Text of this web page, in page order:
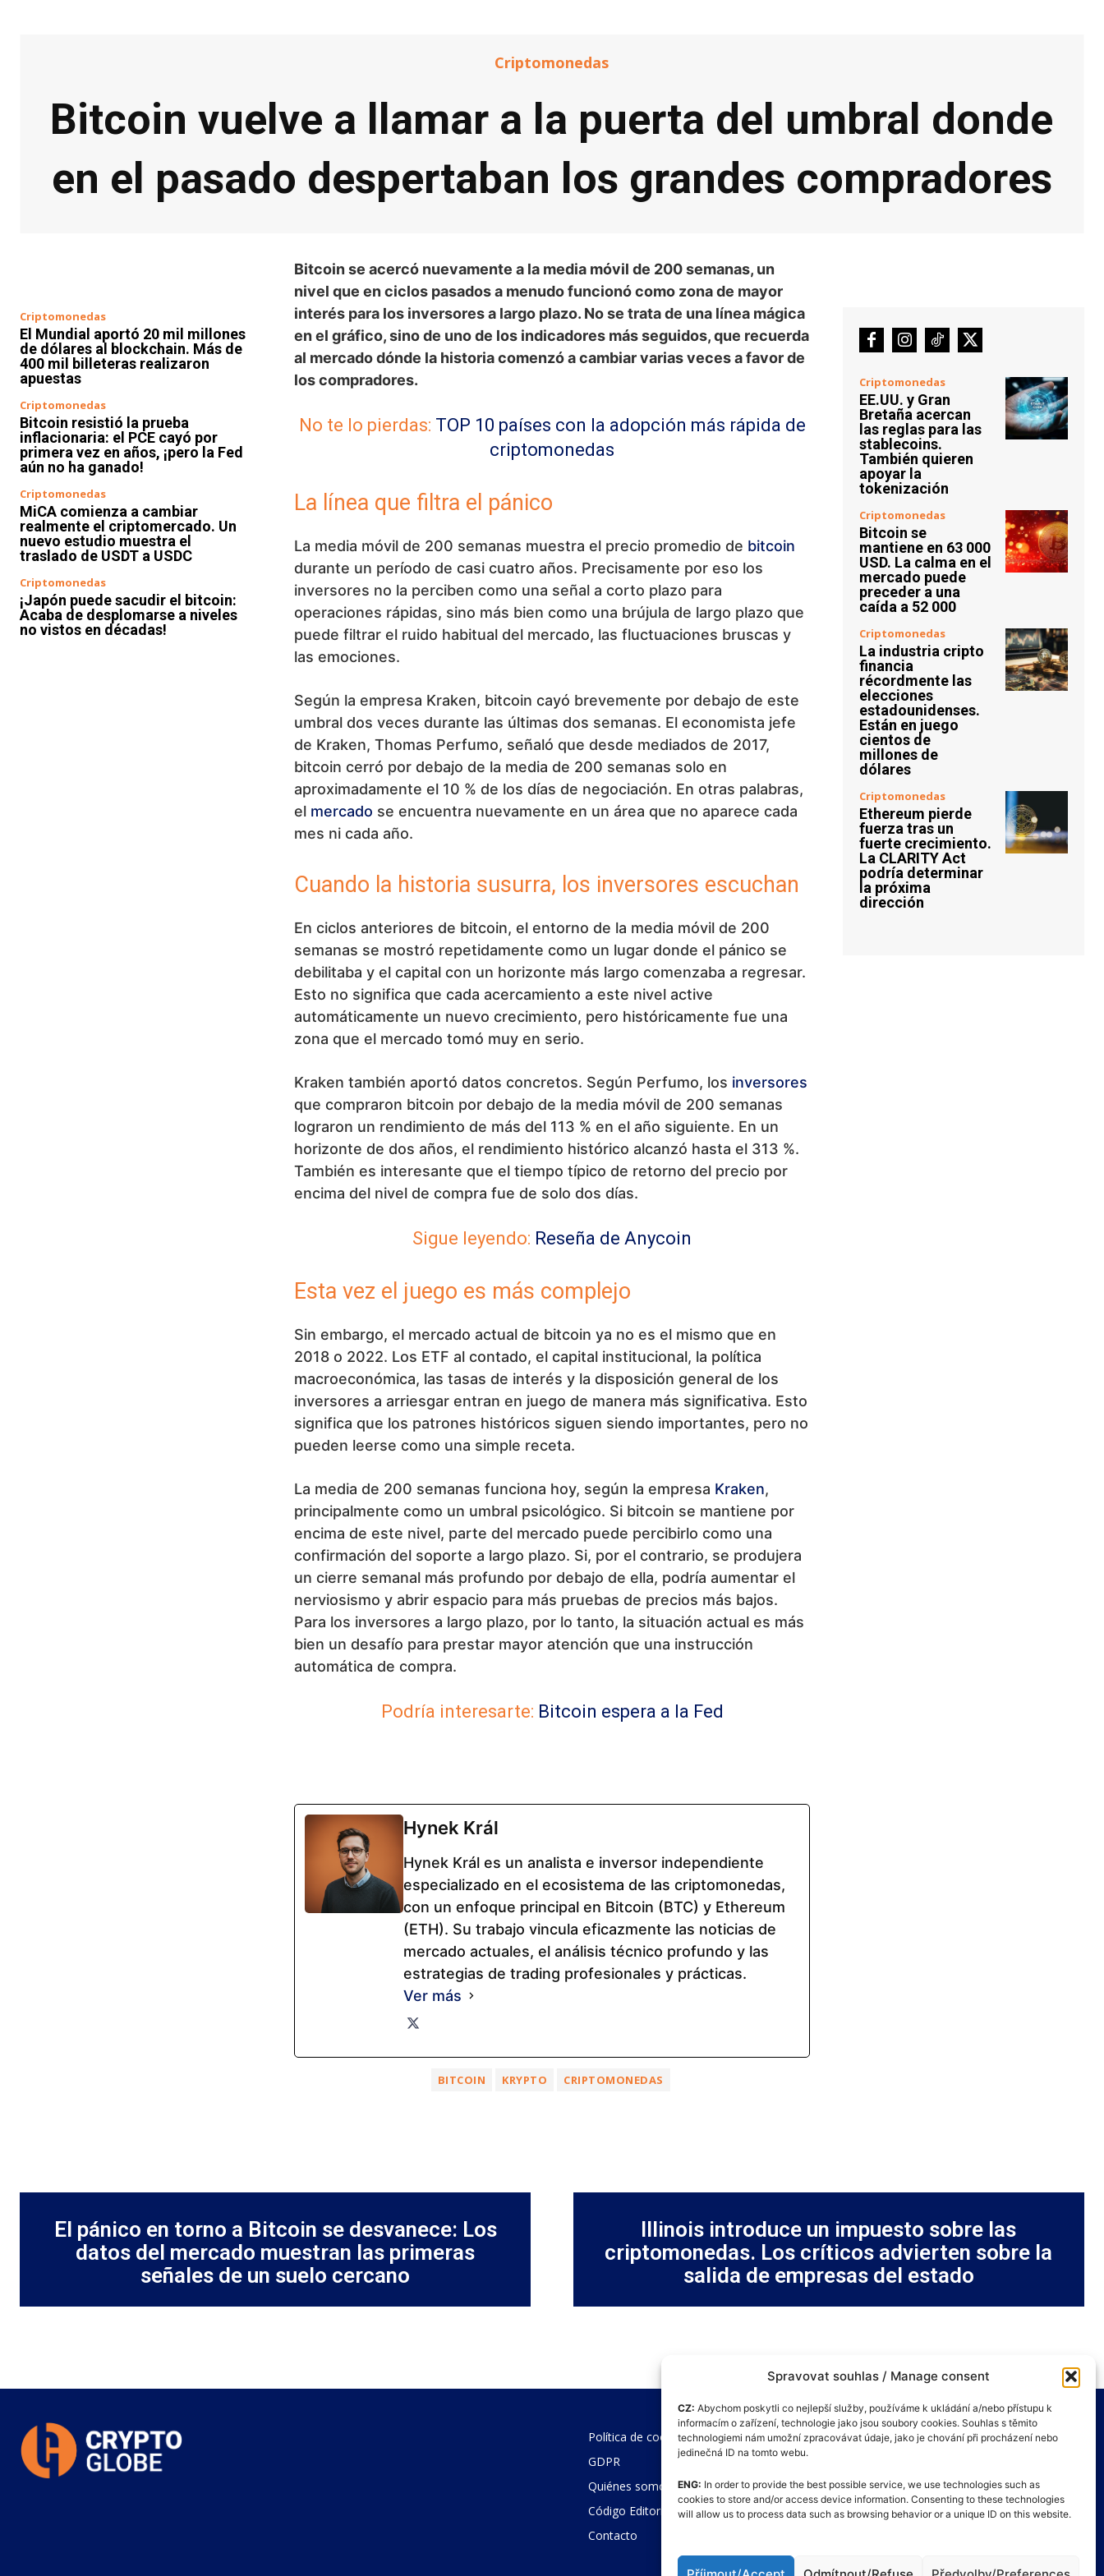
Spravovat souhlas / Manage consent
CZ: Abychom poskytli co nejlepší služby, používáme k ukládání a/nebo přístupu k
informacím o zařízení, technologie jako jsou soubory cookies. Souhlas s těmito
technologiemi nám umožní zpracovávat údaje, jako je chování při procházení nebo
jedinečná ID na tomto webu.
ENG: In order to provide the best possible service, we use technologies such as
cookies to store and/or access device information. Consenting to these technologies
will allow us to process data such as browsing behavior or a unique ID on this website.
Criptomonedas
Bitcoin vuelve a llamar a la puerta del umbral donde
en el pasado despertaban los grandes compradores
Criptomonedas
El Mundial aportó 20 mil millones
de dólares al blockchain. Más de
400 mil billeteras realizaron
apuestas
Criptomonedas
Bitcoin resistió la prueba
inflacionaria: el PCE cayó por
primera vez en años, ¡pero la Fed
aún no ha ganado!
Criptomonedas
MiCA comienza a cambiar
realmente el criptomercado. Un
nuevo estudio muestra el
traslado de USDT a USDC
Criptomonedas
¡Japón puede sacudir el bitcoin:
Acaba de desplomarse a niveles
no vistos en décadas!
Bitcoin se acercó nuevamente a la media móvil de 200 semanas, un
nivel que en ciclos pasados a menudo funcionó como zona de mayor
interés para los inversores a largo plazo. No se trata de una línea mágica
en el gráfico, sino de uno de los indicadores más seguidos, que recuerda
al mercado dónde la historia comenzó a cambiar varias veces a favor de
los compradores.
No te lo pierdas: TOP 10 países con la adopción más rápida de
criptomonedas
La línea que filtra el pánico
La media móvil de 200 semanas muestra el precio promedio de bitcoin
durante un período de casi cuatro años. Precisamente por eso los
inversores no la perciben como una señal a corto plazo para
operaciones rápidas, sino más bien como una brújula de largo plazo que
puede filtrar el ruido habitual del mercado, las fluctuaciones bruscas y
las emociones.
Según la empresa Kraken, bitcoin cayó brevemente por debajo de este
umbral dos veces durante las últimas dos semanas. El economista jefe
de Kraken, Thomas Perfumo, señaló que desde mediados de 2017,
bitcoin cerró por debajo de la media de 200 semanas solo en
aproximadamente el 10 % de los días de negociación. En otras palabras,
el mercado se encuentra nuevamente en un área que no aparece cada
mes ni cada año.
Cuando la historia susurra, los inversores escuchan
En ciclos anteriores de bitcoin, el entorno de la media móvil de 200
semanas se mostró repetidamente como un lugar donde el pánico se
debilitaba y el capital con un horizonte más largo comenzaba a regresar.
Esto no significa que cada acercamiento a este nivel active
automáticamente un nuevo crecimiento, pero históricamente fue una
zona que el mercado tomó muy en serio.
Kraken también aportó datos concretos. Según Perfumo, los inversores
que compraron bitcoin por debajo de la media móvil de 200 semanas
lograron un rendimiento de más del 113 % en el año siguiente. En un
horizonte de dos años, el rendimiento histórico alcanzó hasta el 313 %.
También es interesante que el tiempo típico de retorno del precio por
encima del nivel de compra fue de solo dos días.
Sigue leyendo: Reseña de Anycoin
Esta vez el juego es más complejo
Sin embargo, el mercado actual de bitcoin ya no es el mismo que en
2018 o 2022. Los ETF al contado, el capital institucional, la política
macroeconómica, las tasas de interés y la disposición general de los
inversores a arriesgar entran en juego de manera más significativa. Esto
significa que los patrones históricos siguen siendo importantes, pero no
pueden leerse como una simple receta.
La media de 200 semanas funciona hoy, según la empresa Kraken,
principalmente como un umbral psicológico. Si bitcoin se mantiene por
encima de este nivel, parte del mercado puede percibirlo como una
confirmación del soporte a largo plazo. Si, por el contrario, se produjera
un cierre semanal más profundo por debajo de ella, podría aumentar el
nerviosismo y abrir espacio para más pruebas de precios más bajos.
Para los inversores a largo plazo, por lo tanto, la situación actual es más
bien un desafío para prestar mayor atención que una instrucción
automática de compra.
Podría interesarte: Bitcoin espera a la Fed
Hynek Král
Hynek Král es un analista e inversor independiente
especializado en el ecosistema de las criptomonedas,
con un enfoque principal en Bitcoin (BTC) y Ethereum
(ETH). Su trabajo vincula eficazmente las noticias de
mercado actuales, el análisis técnico profundo y las
estrategias de trading profesionales y prácticas.
Ver más
BITCOIN KRYPTO CRIPTOMONEDAS
Criptomonedas
EE.UU. y Gran
Bretaña acercan
las reglas para las
stablecoins.
También quieren
apoyar la
tokenización
Criptomonedas
Bitcoin se
mantiene en 63 000
USD. La calma en el
mercado puede
preceder a una
caída a 52 000
Criptomonedas
La industria cripto
financia
récordmente las
elecciones
estadounidenses.
Están en juego
cientos de
millones de
dólares
Criptomonedas
Ethereum pierde
fuerza tras un
fuerte crecimiento.
La CLARITY Act
podría determinar
la próxima
dirección
El pánico en torno a Bitcoin se desvanece: Los
datos del mercado muestran las primeras
señales de un suelo cercano
Illinois introduce un impuesto sobre las
criptomonedas. Los críticos advierten sobre la
salida de empresas del estado
Política de cookies (UE)
GDPR
Quiénes somos
Código Editorial
Contacto